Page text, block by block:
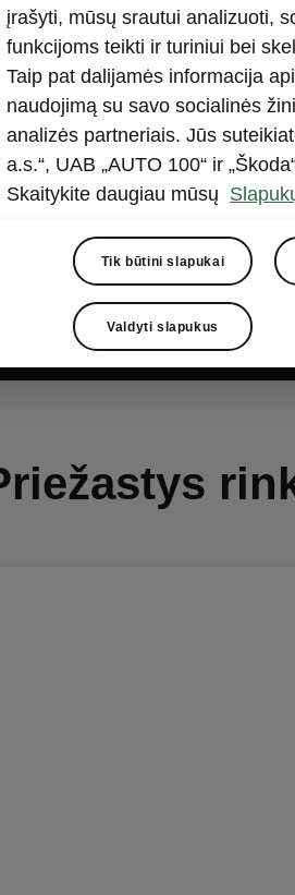
pateikiamas trečiosios šalies
šį turinį, sutinkate su Jūsų
šalies tiekėjui ir patvirtinate,
sąlygomis bei privatumo
Sutinku
įrašyti, mūsų srautui analizuoti,
funkcijoms teikti ir turiniui bei
Taip pat dalijamės informacija
naudojimą su savo socialinės
analizės partneriais. Jūs
a.s.“, UAB „AUTO 100“ ir
Skaitykite daugiau mūsų
Tik būtini slapukai
Valdyti slapukus